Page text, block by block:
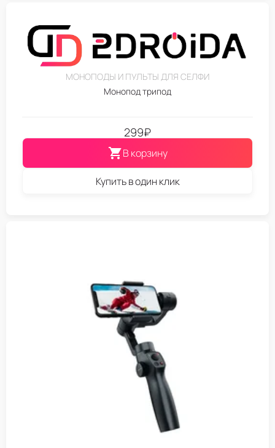
МОНОПОДЫ И ПУЛЬТЫ ДЛЯ СЕЛФИ
Монопод трипод
299₽
В корзину
Купить в один клик